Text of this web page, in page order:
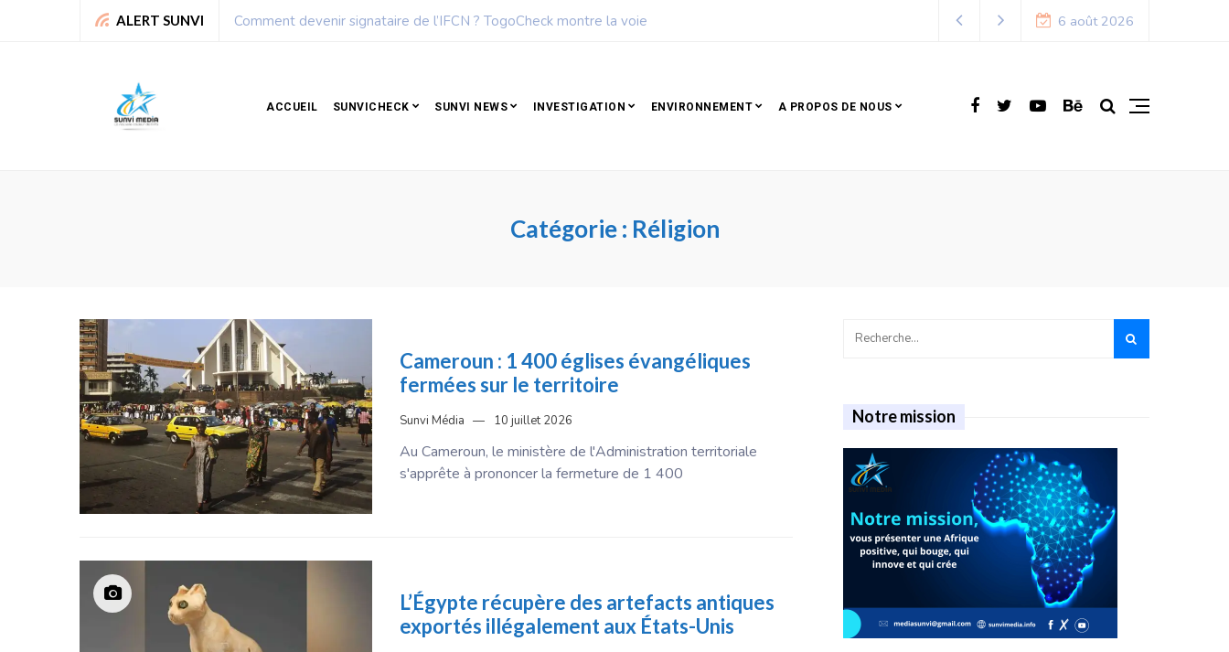
ALERT SUNVI Comment devenir signataire de l’IFCN ? TogoCheck montre la voie 6 août 2026
ACCUEIL SUNVICHECK SUNVI NEWS INVESTIGATION ENVIRONNEMENT A PROPOS DE NOUS
Catégorie : Réligion
Cameroun : 1 400 églises évangéliques
fermées sur le territoire
Sunvi Média 10 juillet 2026
Au Cameroun, le ministère de l'Administration territoriale
s'apprête à prononcer la fermeture de 1 400
L’Égypte récupère des artefacts antiques
exportés illégalement aux États-Unis
Notre mission